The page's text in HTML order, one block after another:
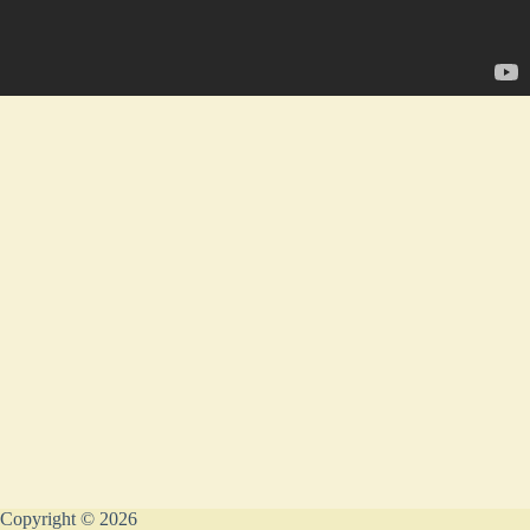
Copyright © 2026